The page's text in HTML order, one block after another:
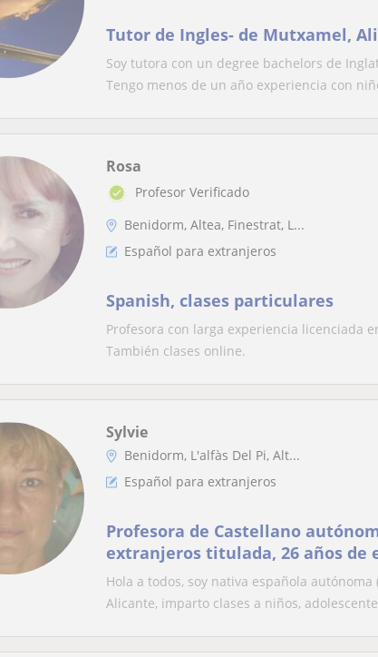
Tutor de Ingles- de Mutxamel,
Soy tutora con un degree bachelors de
Tengo menos de un año experiencia con
Rosa
Profesor Verificado
Benidorm, Altea, Finestrat, L...
Español para extranjeros
Spanish, clases particulares
Profesora con larga experiencia licenciada
También clases online.
Sylvie
Benidorm, L'alfàs Del Pi, Alt...
Español para extranjeros
Profesora de Castellano
extranjeros titulada, 26 años de
concurso de poesía)
Hola a todos, soy nativa española
Alicante, imparto clases a niños,